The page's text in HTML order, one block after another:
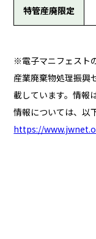
特管産廃限定
※電子マニフェスト
産業廃棄物処理振興
載しています。情報
情報については、以
https://